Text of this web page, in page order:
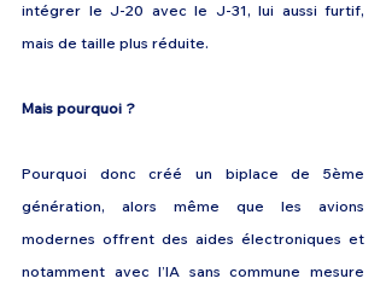
intégrer le J-20 avec le J-31, lui aussi furtif,
mais de taille plus réduite.
Mais pourquoi ?
Pourquoi donc créé un biplace de 5ème
génération, alors même que les avions
modernes offrent des aides électroniques et
notamment avec l’IA sans commune mesure